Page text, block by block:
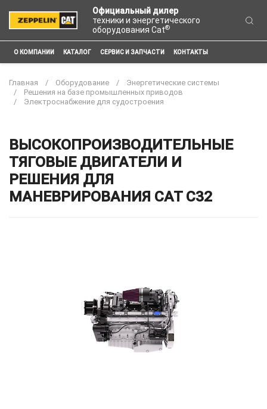
Официальный дилер
техники и энергетического
оборудования Cat®
О КОМПАНИИ КАТАЛОГ СЕРВИС И ЗАПЧАСТИ КОНТАКТЫ
Главная Оборудование
Энергетические системы
Решения на базе промышленных приводов
Электроснабжение для судостроения
ВЫСОКОПРОИЗВОДИТЕЛЬНЫЕ
ТЯГОВЫЕ ДВИГАТЕЛИ И
РЕШЕНИЯ ДЛЯ
МАНЕВРИРОВАНИЯ CAT C32